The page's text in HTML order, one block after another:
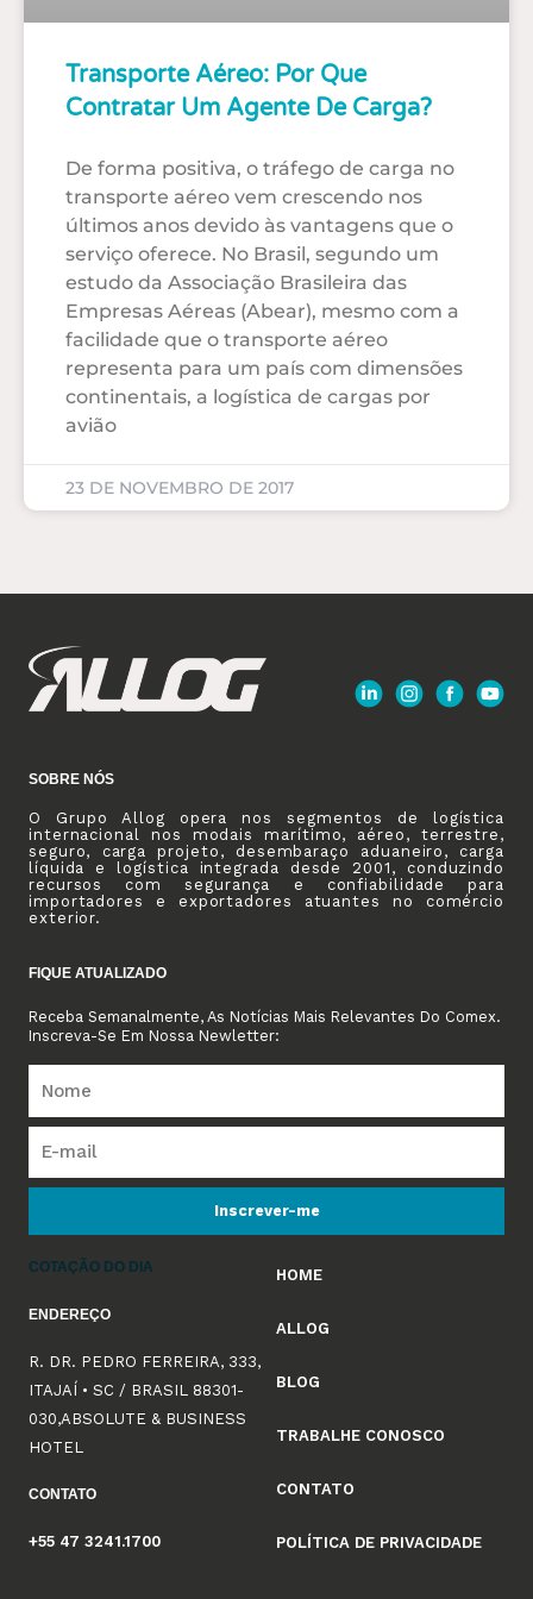
Transporte Aéreo: Por Que
Contratar Um Agente De Carga?
De forma positiva, o tráfego de carga no
transporte aéreo vem crescendo nos
últimos anos devido às vantagens que o
serviço oferece. No Brasil, segundo um
estudo da Associação Brasileira das
Empresas Aéreas (Abear), mesmo com a
facilidade que o transporte aéreo
representa para um país com dimensões
continentais, a logística de cargas por
avião
23 DE NOVEMBRO DE 2017
SOBRE NÓS
O Grupo Allog opera nos segmentos de logística
internacional nos modais marítimo, aéreo, terrestre,
seguro, carga projeto, desembaraço aduaneiro, carga
líquida e logística integrada desde 2001, conduzindo
recursos com segurança e confiabilidade para
importadores e exportadores atuantes no comércio
exterior.
FIQUE ATUALIZADO
Receba Semanalmente, As Notícias Mais Relevantes Do Comex.
Inscreva-Se Em Nossa Newletter:
Inscrever-me
COTAÇÃO DO DIA
ENDEREÇO
R. DR. PEDRO FERREIRA, 333,
ITAJAÍ • SC / BRASIL 88301-
030,ABSOLUTE & BUSINESS
HOTEL
CONTATO
+55 47 3241.1700
HOME
ALLOG
BLOG
TRABALHE CONOSCO
CONTATO
POLÍTICA DE PRIVACIDADE